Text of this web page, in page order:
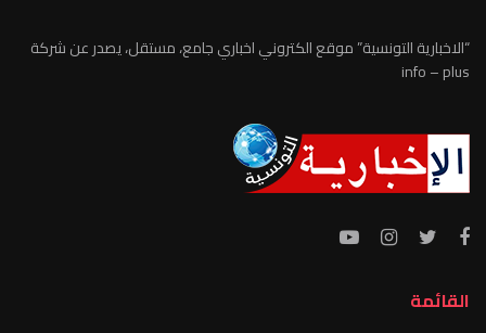
“الاخبارية التونسية” موقع الكتروني اخباري جامع، مستقل، يصدر عن شركة
info – plus
القائمة